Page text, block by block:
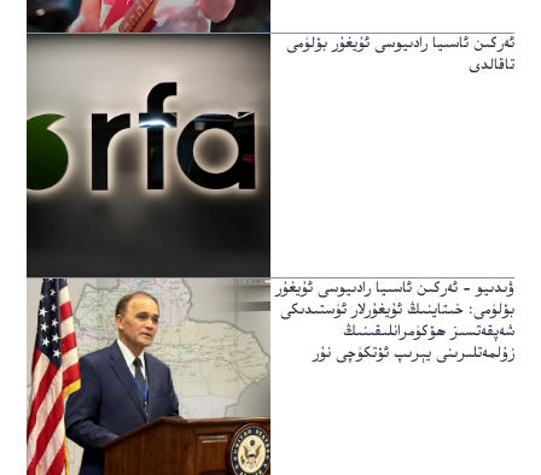
ئەركىن ئاسىيا رادىيوسى ئۇيغۇر بۆلۈمى
تاقالدى
ۋىدىيو – ئەركىن ئاسىيا رادىيوسى ئۇيغۇر
بۆلۈمى: خىتاينىڭ ئۇيغۇرلار ئۈستىدىكى
شەپقەتسىز ھۆكۈمرانلىقىنىڭ
زۇلمەتلىرىنى يېرىپ ئۆتكۈچى نۇر